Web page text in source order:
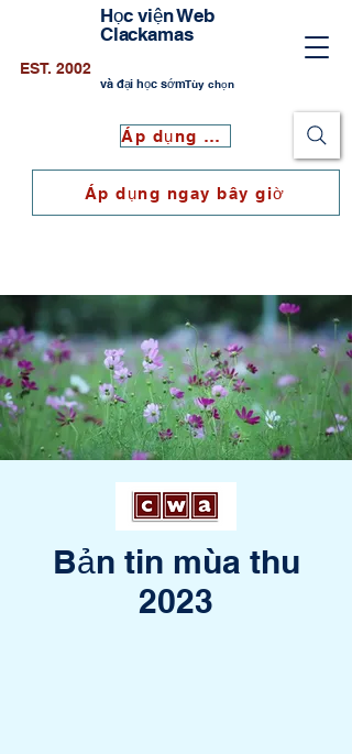
Học viện Web
Clackamas
và đại học sớmTùy chọn
EST. 2002
Áp dụng ngay bây giờ
Áp dụng ngay bây giờ
Bản tin mùa thu
2023